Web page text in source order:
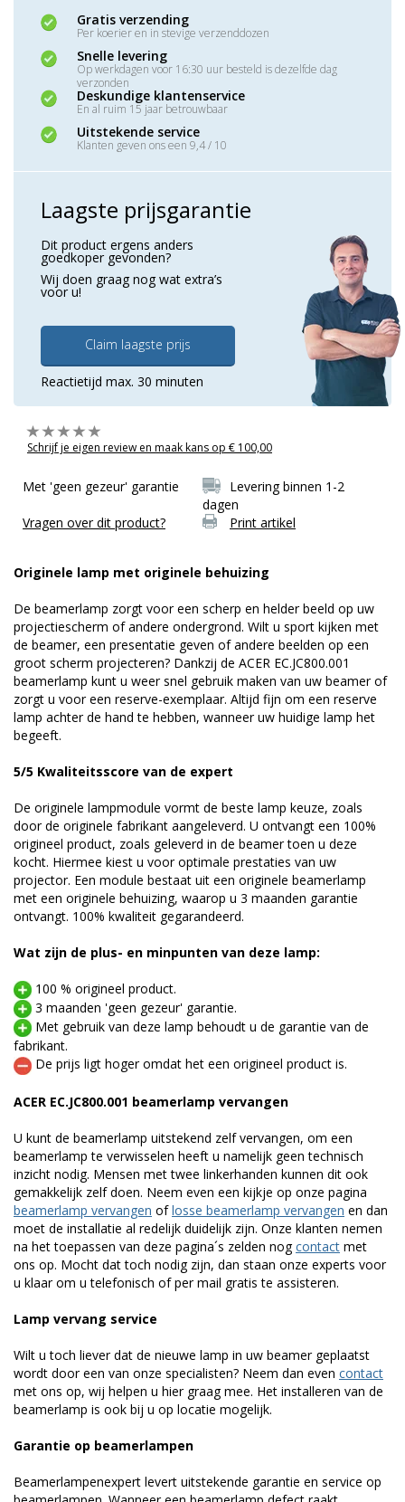
Gratis verzending
Per koerier en in stevige verzenddozen
Snelle levering
Op werkdagen voor 16:30 uur besteld is dezelfde dag
verzonden
Deskundige klantenservice
En al ruim 15 jaar betrouwbaar
Uitstekende service
Klanten geven ons een 9,4 / 10
Laagste prijsgarantie
Dit product ergens anders
goedkoper gevonden?
Wij doen graag nog wat extra’s
voor u!
Claim laagste prijs
Reactietijd max. 30 minuten
Schrijf je eigen review en maak kans op € 100,00
Met 'geen gezeur' garantie
Levering binnen 1-2
dagen
Vragen over dit product?
Print artikel
Originele lamp met originele behuizing
De beamerlamp zorgt voor een scherp en helder beeld op uw
projectiescherm of andere ondergrond. Wilt u sport kijken met
de beamer, een presentatie geven of andere beelden op een
groot scherm projecteren? Dankzij de ACER EC.JC800.001
beamerlamp kunt u weer snel gebruik maken van uw beamer of
zorgt u voor een reserve-exemplaar. Altijd fijn om een reserve
lamp achter de hand te hebben, wanneer uw huidige lamp het
begeeft.
5/5 Kwaliteitsscore van de expert
De originele lampmodule vormt de beste lamp keuze, zoals
door de originele fabrikant aangeleverd. U ontvangt een 100%
origineel product, zoals geleverd in de beamer toen u deze
kocht. Hiermee kiest u voor optimale prestaties van uw
projector. Een module bestaat uit een originele beamerlamp
met een originele behuizing, waarop u 3 maanden garantie
ontvangt. 100% kwaliteit gegarandeerd.
Wat zijn de plus- en minpunten van deze lamp:
100 % origineel product.
3 maanden 'geen gezeur' garantie.
Met gebruik van deze lamp behoudt u de garantie van de
fabrikant.
De prijs ligt hoger omdat het een origineel product is.
ACER EC.JC800.001 beamerlamp vervangen
U kunt de beamerlamp uitstekend zelf vervangen, om een
beamerlamp te verwisselen heeft u namelijk geen technisch
inzicht nodig. Mensen met twee linkerhanden kunnen dit ook
gemakkelijk zelf doen. Neem even een kijkje op onze pagina
beamerlamp vervangen oflosse beamerlamp vervangen en dan
moet de installatie al redelijk duidelijk zijn. Onze klanten nemen
na het toepassen van deze pagina´s zelden nogcontact met
ons op. Mocht dat toch nodig zijn, dan staan onze experts voor
u klaar om u telefonisch of per mail gratis te assisteren.
Lamp vervang service
Wilt u toch liever dat de nieuwe lamp in uw beamer geplaatst
wordt door een van onze specialisten? Neem dan even contact
met ons op, wij helpen u hier graag mee. Het installeren van de
beamerlamp is ook bij u op locatie mogelijk.
Garantie op beamerlampen
Beamerlampenexpert levert uitstekende garantie en service op